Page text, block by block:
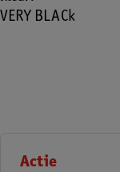
VERY BLACk
Actie